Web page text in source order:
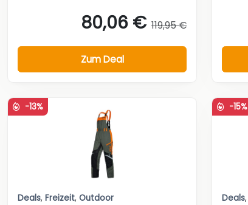
80,06 € 119,95 €
Zum Deal
-13%
Deals, Freizeit, Outdoor
-15%
Deals,